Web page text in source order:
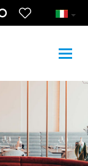
le foto (3)